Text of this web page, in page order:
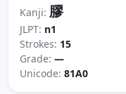
Kanji: 膠
JLPT: n1
Strokes: 15
Grade: —
Unicode: 81A0